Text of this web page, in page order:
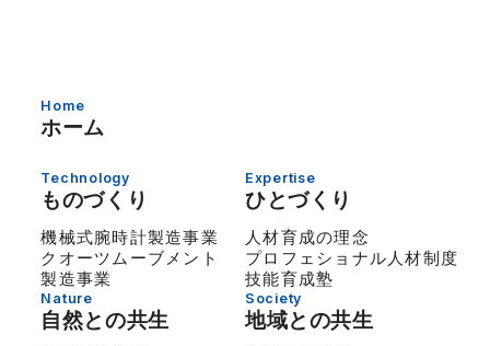
Home
ホーム
Technology
ものづくり
機械式腕時計製造事業
クオーツムーブメント
製造事業
Nature
自然との共生
Expertise
ひとづくり
人材育成の理念
プロフェショナル人材制度
技能育成塾
Society
地域との共生